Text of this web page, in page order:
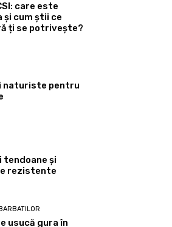
care este
și cum știi ce
ți se potrivește?
naturiste pentru
tendoane şi
rezistente
usucă gura în